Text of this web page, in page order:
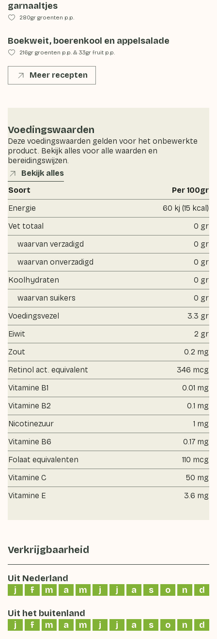
garnaaltjes
280gr groenten p.p.
Boekweit, boerenkool en appelsalade
216gr groenten p.p. & 33gr fruit p.p.
Meer recepten
Voedingswaarden
Deze voedingswaarden gelden voor het onbewerkte
product. Bekijk alles voor alle waarden en
bereidingswijzen.
Bekijk alles
Soort
Per 100gr
Energie
60 kj (15 kcal)
Vet totaal
0 gr
waarvan verzadigd
0 gr
waarvan onverzadigd
0 gr
Koolhydraten
0 gr
waarvan suikers
0 gr
Voedingsvezel
3.3 gr
Eiwit
2 gr
Zout
0.2 mg
Retinol act. equivalent
346 mcg
Vitamine B1
0.01 mg
Vitamine B2
0.1 mg
Nicotinezuur
1 mg
Vitamine B6
0.17 mg
Folaat equivalenten
110 mcg
Vitamine C
50 mg
Vitamine E
3.6 mg
Verkrijgbaarheid
Uit Nederland
j
f m a m j j a s o n d
Uit het buitenland
j
f m a m j j a s o n d